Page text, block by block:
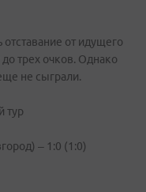
от идущего
трех очков. Однако
не сыграли.
тур
– 1:0 (1:0)